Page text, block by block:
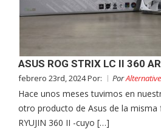
ASUS ROG STRIX LC II 360
febrero 23rd, 2024 Por: Por
Hace unos meses tuvimos en
otro producto de Asus de la misma
RYUJIN 360 II -cuyo […]